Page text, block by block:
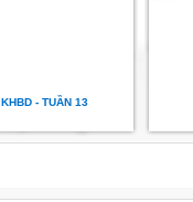
KHBD - TUẦN 13